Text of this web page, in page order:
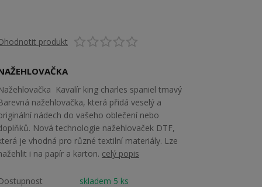
produkt
Kavalír king charles spaniel tmavý
nažehlovačka, která přidá veselý a
nádech do vašeho oblečení nebo
Nová technologie nažehlovaček DTF,
je vhodná pro různé textilní materiály. Lze
i na papír a karton. celý popis
skladem 5 ks